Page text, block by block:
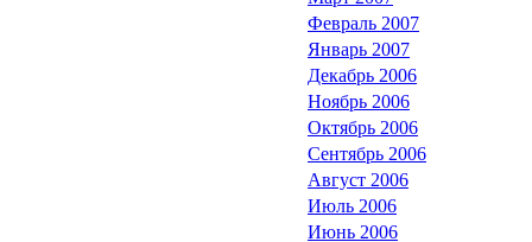
Февраль 2007
Январь 2007
Декабрь 2006
Ноябрь 2006
Октябрь 2006
Сентябрь 2006
Август 2006
Июль 2006
Июнь 2006